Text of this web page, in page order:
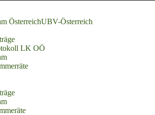
UBV-Österreich
Österreich
LK OÖ